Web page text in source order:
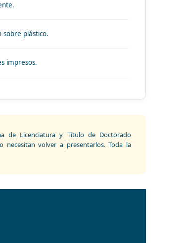
plástico.
impresos.
de Licenciatura y Título de Doctorado
necesitan volver a presentarlos. Toda la